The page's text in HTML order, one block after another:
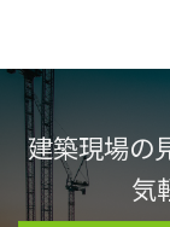
建築現場の
気